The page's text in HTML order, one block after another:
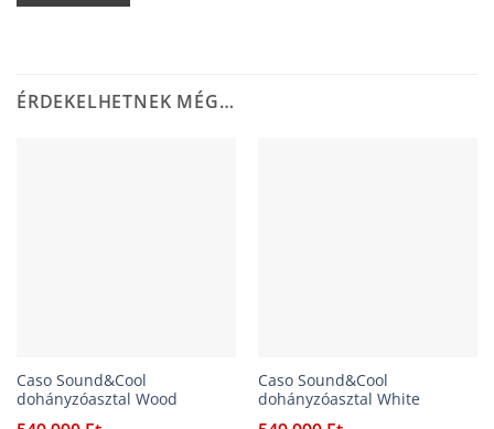
ÉRDEKELHETNEK MÉG…
Caso Sound&Cool
dohányzóasztal Wood
Caso Sound&Cool
dohányzóasztal White